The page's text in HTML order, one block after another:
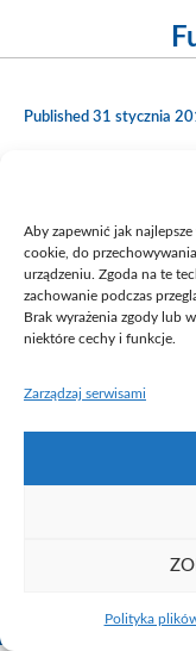
Aby zapewnić jak
cookie, do
urządzeniu. Zgoda na te
zachowanie podczas
Brak wyrażenia zgody lub
niektóre cechy i funkcje.
Zarządzaj serwisami
Polityka
Published 31 stycznia